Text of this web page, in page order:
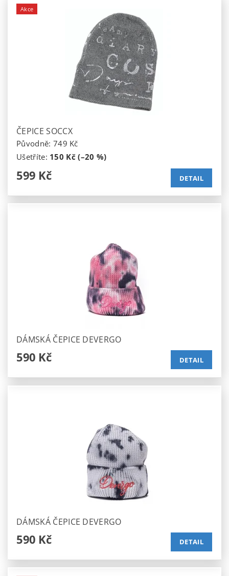
Akce
ČEPICE SOCCX
Původně: 749 Kč
Ušetříte: 150 Kč (–20 %)
599 Kč DETAIL
DÁMSKÁ ČEPICE DEVERGO
590 Kč DETAIL
DÁMSKÁ ČEPICE DEVERGO
590 Kč DETAIL